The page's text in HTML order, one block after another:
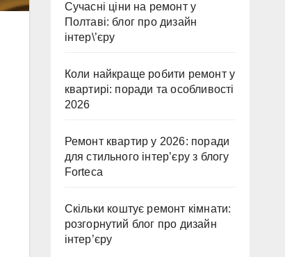
Сучасні ціни на ремонт у
Полтаві: блог про дизайн
інтер\’єру
Коли найкраще робити ремонт у
квартирі: поради та особливості
2026
Ремонт квартир у 2026: поради
для стильного інтер’єру з блогу
Forteca
Скільки коштує ремонт кімнати:
розгорнутий блог про дизайн
інтер’єру